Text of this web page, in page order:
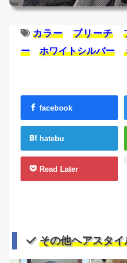
カラー ブリーチ
ー
ホワイトシルバー
facebook
hatebu
Read Later
その他ヘアスタイ